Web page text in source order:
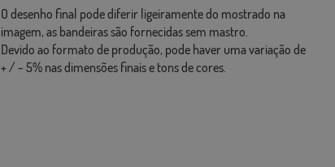
O desenho final pode diferir ligeiramente do mostrado na
imagem, as bandeiras são fornecidas sem mastro.
Devido ao formato de produção, pode haver uma variação de
+ / - 5% nas dimensões finais e tons de cores.